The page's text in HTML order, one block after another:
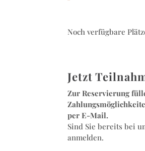
Noch verfügbare
Jetzt
Zur Reservierung
per E-Mail.
Sind Sie bereits bei
anmelden.